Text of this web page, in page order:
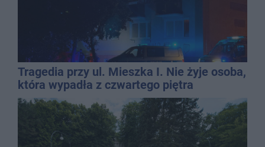
Tragedia przy ul. Mieszka I. Nie żyje osoba,
która wypadła z czwartego piętra